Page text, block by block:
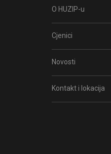
O HUZIP-u
Cjenici
Novosti
Kontakt i lokacija